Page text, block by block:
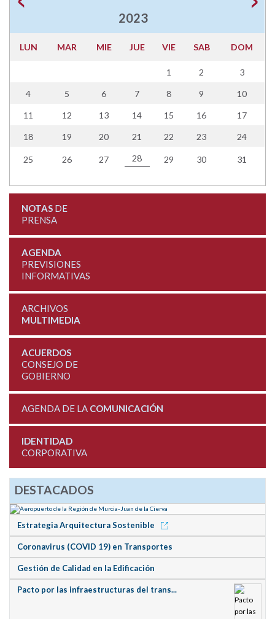
2023
LUN MAR MIE JUE VIE SAB DOM
1 2 3
4 5 6 7 8 9 10
11 12 13 14 15 16 17
18 19 20 21 22 23 24
25 26 27 28 29 30 31
NOTASDE
PRENSA
AGENDA
PREVISIONES
INFORMATIVAS
ARCHIVOS
MULTIMEDIA
ACUERDOS
CONSEJO DE
GOBIERNO
AGENDA DE LA COMUNICACIÓN
IDENTIDAD
CORPORATIVA
DESTACADOS
Estrategia Arquitectura Sostenible
Coronavirus (COVID 19) en Transportes
Gestión de Calidad en la Edificación
Pacto por las infraestructuras del trans...